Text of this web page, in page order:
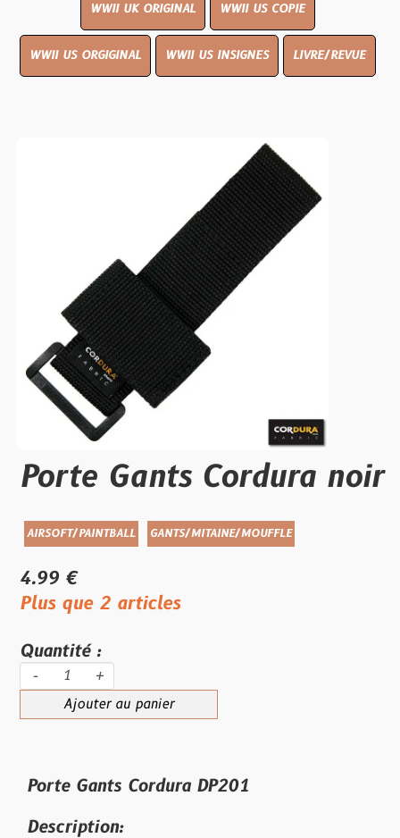
WWII UK ORIGINAL WWII US COPIE
WWII US ORGIGINAL WWII US INSIGNES LIVRE/REVUE
Porte Gants Cordura noir
AIRSOFT/PAINTBALL GANTS/MITAINE/MOUFFLE
4.99 €
Plus que 2 articles
Quantité :
- +
Ajouter au panier
Porte Gants Cordura DP201
Description: